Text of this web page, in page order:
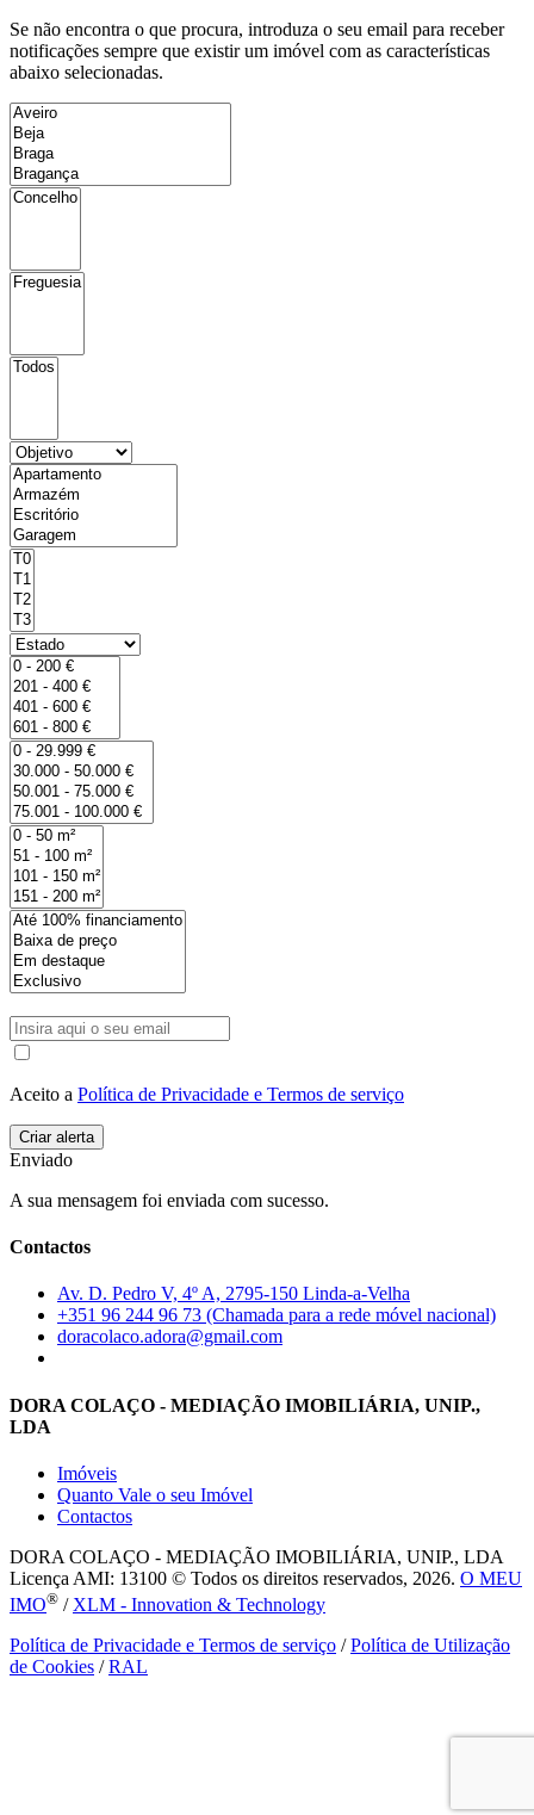
Se não encontra o que procura, introduza o seu email para receber
notificações sempre que existir um imóvel com as características
abaixo selecionadas.
Aceito a Política de Privacidade e Termos de serviço
Enviado
A sua mensagem foi enviada com sucesso.
Contactos
Av. D. Pedro V, 4º A, 2795-150 Linda-a-Velha
+351 96 244 96 73 (Chamada para a rede móvel nacional)
doracolaco.adora@gmail.com
DORA COLAÇO - MEDIAÇÃO IMOBILIÁRIA, UNIP.,
LDA
Imóveis
Quanto Vale o seu Imóvel
Contactos
DORA COLAÇO - MEDIAÇÃO IMOBILIÁRIA, UNIP., LDA
Licença AMI: 13100 © Todos os direitos reservados, 2026. O MEU
IMO® / XLM - Innovation & Technology
Política de Privacidade e Termos de serviço /Política de Utilização
de Cookies /RAL